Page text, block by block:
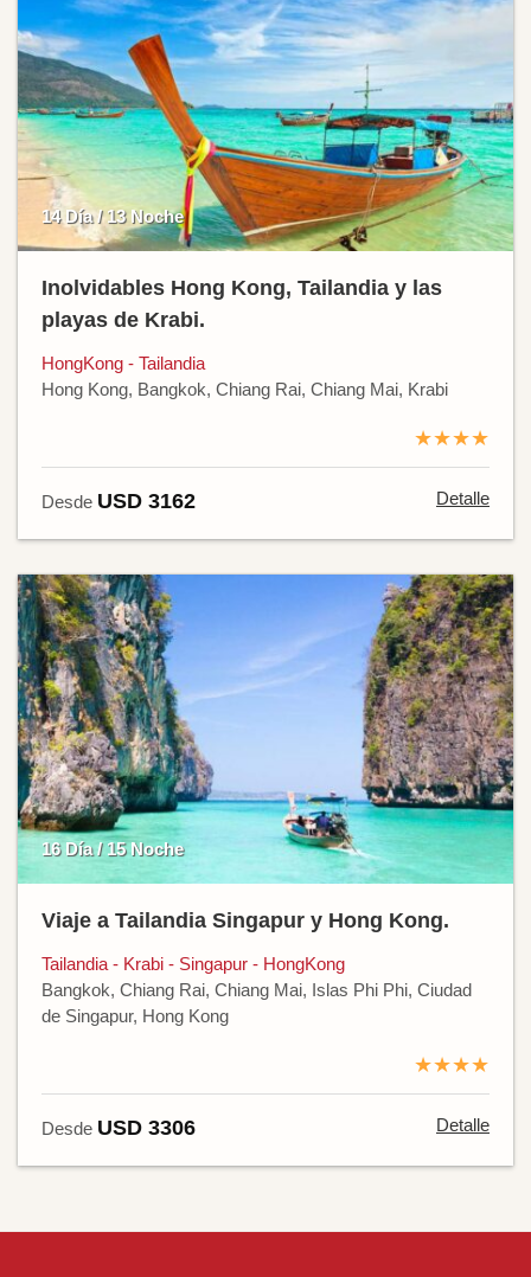
14 Día / 13 Noche
Inolvidables Hong Kong, Tailandia y las
playas de Krabi.
HongKong - Tailandia
Hong Kong, Bangkok, Chiang Rai, Chiang Mai, Krabi
★★★★
Desde USD 3162 Detalle
16 Día / 15 Noche
Viaje a Tailandia Singapur y Hong Kong.
Tailandia - Krabi - Singapur - HongKong
Bangkok, Chiang Rai, Chiang Mai, Islas Phi Phi, Ciudad
de Singapur, Hong Kong
★★★★
Desde USD 3306 Detalle